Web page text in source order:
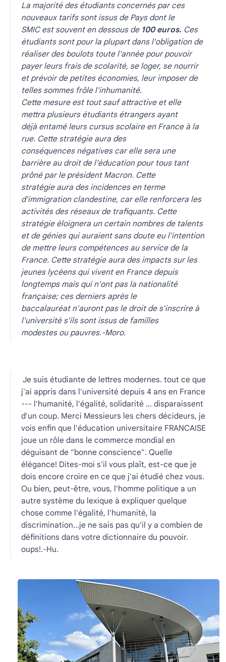
La majorité des étudiants concernés par ces
nouveaux tarifs sont issus de Pays dont le
SMIC est souvent en dessous de 100 euros. Ces
étudiants sont pour la plupart dans l'obligation de
réaliser des boulots toute l'année pour pouvoir
payer leurs frais de scolarité, se loger, se nourrir
et prévoir de petites économies, leur imposer de
telles sommes frôle l'inhumanité.
Cette mesure est tout sauf attractive et elle
mettra plusieurs étudiants étrangers ayant
déjà entamé leurs cursus scolaire en France à la
rue. Cette stratégie aura des
conséquences négatives car elle sera une
barrière au droit de l’éducation pour tous tant
prôné par le président Macron. Cette
stratégie aura des incidences en terme
d'immigration clandestine, car elle renforcera les
activités des réseaux de trafiquants. Cette
stratégie éloignera un certain nombres de talents
et de génies qui auraient sans doute eu l'intention
de mettre leurs compétences au service de la
France. Cette stratégie aura des impacts sur les
jeunes lycéens qui vivent en France depuis
longtemps mais qui n'ont pas la nationalité
française; ces derniers après le
baccalauréat n'auront pas le droit de s'inscrire à
l'université s'ils sont issus de familles
modestes ou pauvres.-Moro.
Je suis étudiante de lettres modernes. tout ce que
j'ai appris dans l'université depuis 4 ans en France
--- l'humanité, l'égalité, solidarité ... disparaissent
d'un coup. Merci Messieurs les chers décideurs, je
vois enfin que l'éducation universitaire FRANCAISE
joue un rôle dans le commerce mondial en
déguisant de "bonne conscience". Quelle
élégance! Dites-moi s'il vous plaît, est-ce que je
dois encore croire en ce que j'ai étudié chez vous.
Ou bien, peut-être, vous, l'homme politique a un
autre système du lexique à expliquer quelque
chose comme l'égalité, l'humanité, la
discrimination...je ne sais pas qu'il y a combien de
définitions dans votre dictionnaire du pouvoir.
oups!.-Hu.